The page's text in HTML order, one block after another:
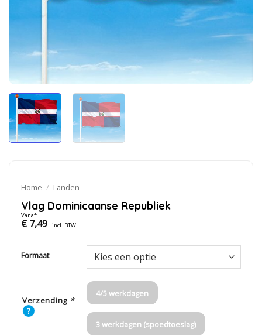
Home / Landen
Vlag Dominicaanse Republiek
Vanaf:
€7,49 incl. BTW
Formaat
Verzending *
?
4/5 werkdagen
3 werkdagen (spoedtoeslag)